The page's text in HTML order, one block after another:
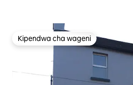
Kipendwa cha wageni
Kipendwa cha wageni